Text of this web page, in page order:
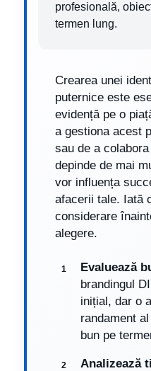
profesională,
termen lung.
Crearea unei
puternice este
evidență pe o
a gestiona acest
sau de a
depinde de mai
vor influența
afacerii tale. Iată
considerare
alegere.
Evaluează
brandingul
inițial, dar o
randament
bun pe
Analizează